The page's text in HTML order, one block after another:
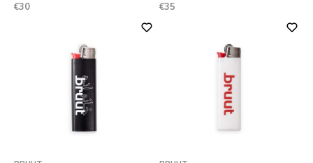
€30 €35